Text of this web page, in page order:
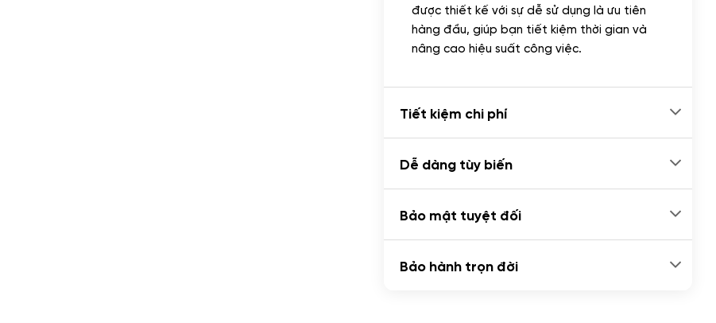
được thiết kế với sự dễ sử dụng là ưu tiên
hàng đầu, giúp bạn tiết kiệm thời gian và
nâng cao hiệu suất công việc.
Tiết kiệm chi phí
Dễ dàng tùy biến
Bảo mật tuyệt đối
Bảo hành trọn đời